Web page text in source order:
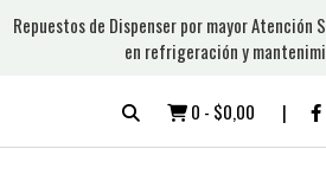
Repuestos de Dispenser por mayor Atención
en refrigeración y
0 - $0,00